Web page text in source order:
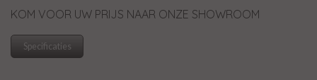
KOM VOOR UW PRIJS NAAR ONZE SHOWROOM
Specificaties